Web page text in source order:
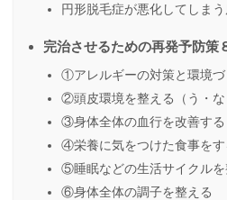
円形脱毛症が悪化してしま
完治させるための再発予防策
①アレルギーの対策と環境づ
②頭皮環境を整える（う・な
③身体全体の血行を改善する
④栄養に気をつけた食事をす
⑤睡眠などの生活サイクルを
⑥身体全体の調子を整える